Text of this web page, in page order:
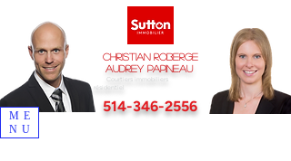
Courtiers immobiliers
résidentiel
514-346-2556
Christian Roberge
Audrey Papineau
ME
NU